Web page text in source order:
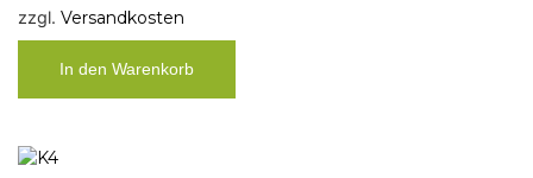
zzgl. Versandkosten
In den Warenkorb